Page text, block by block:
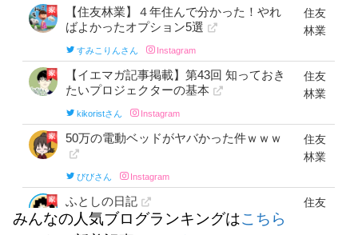
みんなの人気ブログランキングはこちら